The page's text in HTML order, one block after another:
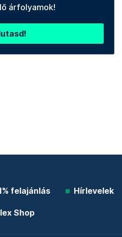
árfolyamok!
felajánlás Hírlevelek
Shop